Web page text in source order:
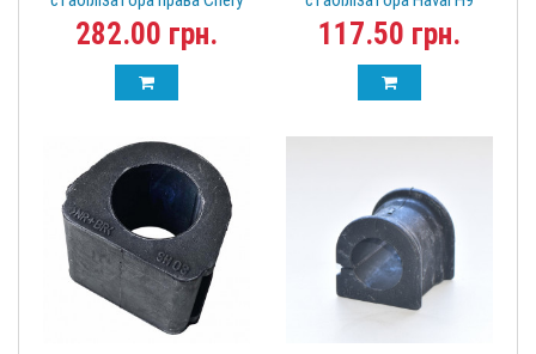
Tiggo 202000406AA (T19,
T17, T15)
282.00 грн.
2906011XKV08A
117.50 грн.